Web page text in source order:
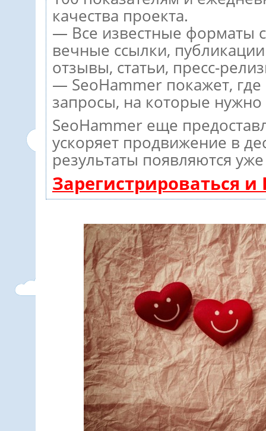
качества проекта.
— Все известные форматы
вечные ссылки,
отзывы, статьи, пресс-
— SeoHammer покажет,
запросы, на которые
SeoHammer еще
ускоряет продвижение в
результаты появляются
Зарегистрироваться